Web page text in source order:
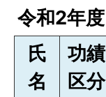
令和2年度
氏
名
功績
区分